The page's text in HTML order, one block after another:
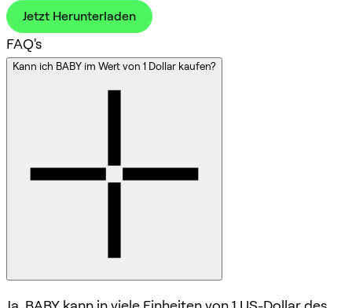
Jetzt Herunterladen
FAQ's
Kann ich BABY im Wert von 1 Dollar kaufen?